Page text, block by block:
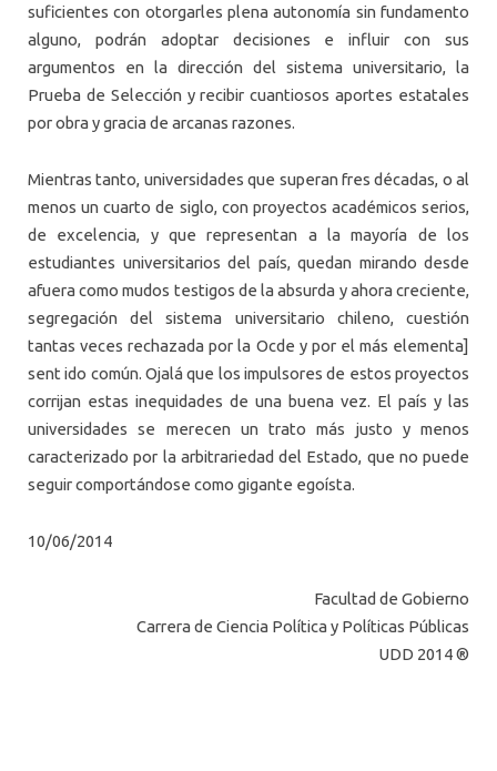
suficientes con otorgarles plena autonomía sin fundamento
alguno, podrán adoptar decisiones e influir con sus
argumentos en la dirección del sistema universitario, la
Prueba de Selección y recibir cuantiosos aportes estatales
por obra y gracia de arcanas razones.
Mientras tanto, universidades que superan fres décadas, o al
menos un cuarto de siglo, con proyectos académicos serios,
de excelencia, y que representan a la mayoría de los
estudiantes universitarios del país, quedan mirando desde
afuera como mudos testigos de la absurda y ahora creciente,
segregación del sistema universitario chileno, cuestión
tantas veces rechazada por la Ocde y por el más elementa]
sent ido común. Ojalá que los impulsores de estos proyectos
corrijan estas inequidades de una buena vez. El país y las
universidades se merecen un trato más justo y menos
caracterizado por la arbitrariedad del Estado, que no puede
seguir comportándose como gigante egoísta.
10/06/2014
Facultad de Gobierno
Carrera de Ciencia Política y Políticas Públicas
UDD 2014 ®